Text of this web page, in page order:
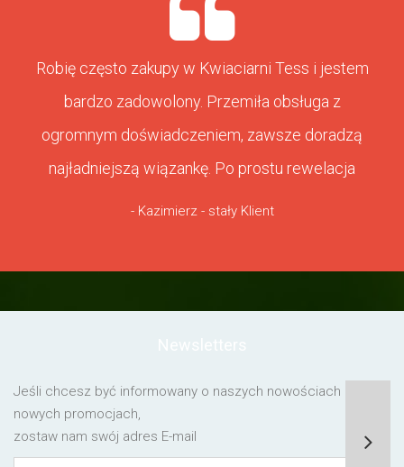
Robię często zakupy w Kwiaciarni Tess i jestem
bardzo zadowolony. Przemiła obsługa z
ogromnym doświadczeniem, zawsze doradzą
najładniejszą wiązankę. Po prostu rewelacja
- Kazimierz - stały Klient
Jeśli chcesz być informowany o naszych nowościach lub o
nowych promocjach,
zostaw nam swój adres E-mail